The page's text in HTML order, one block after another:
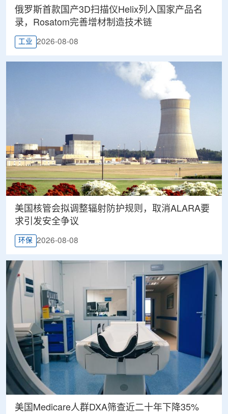
俄罗斯首款国产3D扫描仪Helix列入国家产品名
录，Rosatom完善增材制造技术链
工业 2026-08-08
美国核管会拟调整辐射防护规则，取消ALARA要
求引发安全争议
环保 2026-08-08
美国Medicare人群DXA筛查近二十年下降35%